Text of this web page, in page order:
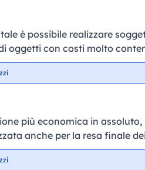
è possibile realizzare
oggetti con costi molto
più economica in assoluto,
anche per la resa finale